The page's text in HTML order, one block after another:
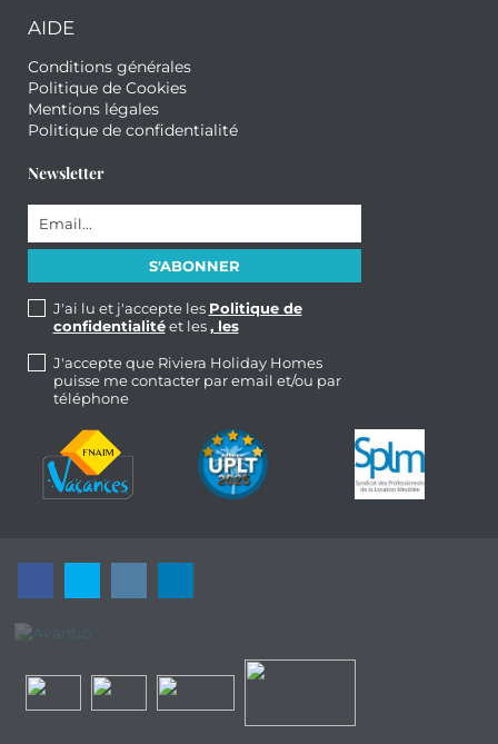
AIDE
Conditions générales
Politique de Cookies
Mentions légales
Politique de confidentialité
Newsletter
J'ai lu et j'accepte les Politique de
confidentialitéet les, les
J'accepte que Riviera Holiday Homes
puisse me contacter par email et/ou par
téléphone